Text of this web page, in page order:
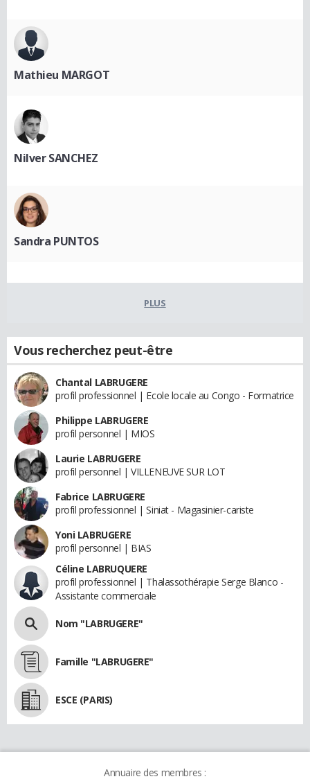
Mathieu MARGOT
Nilver SANCHEZ
Sandra PUNTOS
PLUS
Vous recherchez peut-être
Chantal LABRUGERE
profil professionnel | Ecole locale au Congo - Formatrice
Philippe LABRUGERE
profil personnel | MIOS
Laurie LABRUGERE
profil personnel | VILLENEUVE SUR LOT
Fabrice LABRUGERE
profil professionnel | Siniat - Magasinier-cariste
Yoni LABRUGERE
profil personnel | BIAS
Céline LABRUQUERE
profil professionnel | Thalassothérapie Serge Blanco -
Assistante commerciale
Nom "LABRUGERE"
Famille "LABRUGERE"
ESCE (PARIS)
Annuaire des membres :